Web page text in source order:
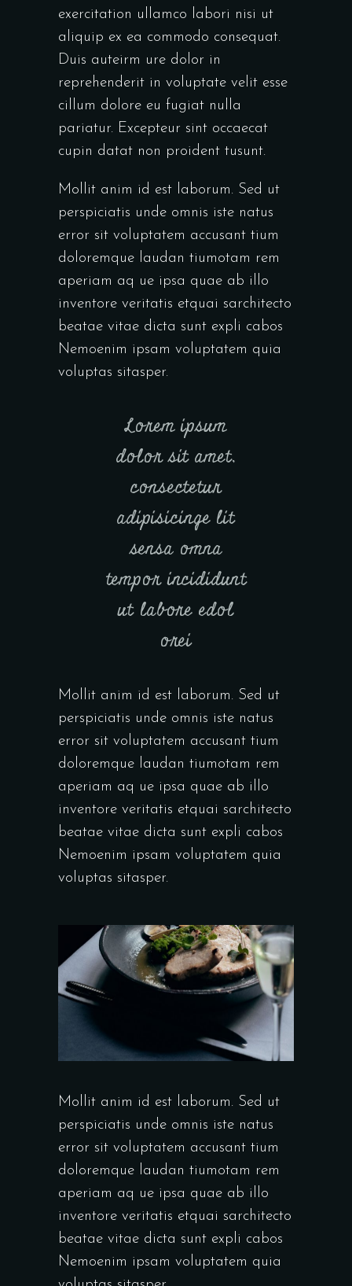
exercitation ullamco labori nisi ut
aliquip ex ea commodo consequat.
Duis auteirm ure dolor in
reprehenderit in voluptate velit esse
cillum dolore eu fugiat nulla
pariatur. Excepteur sint occaecat
cupin datat non proident tusunt.
Mollit anim id est laborum. Sed ut
perspiciatis unde omnis iste natus
error sit voluptatem accusant tium
doloremque laudan tiumotam rem
aperiam aq ue ipsa quae ab illo
inventore veritatis etquai sarchitecto
beatae vitae dicta sunt expli cabos
Nemoenim ipsam voluptatem quia
voluptas sitasper.
Lorem ipsum
dolor sit amet,
consectetur
adipisicinge lit
sensa omna
tempor incididunt
ut labore edol
orei
Mollit anim id est laborum. Sed ut
perspiciatis unde omnis iste natus
error sit voluptatem accusant tium
doloremque laudan tiumotam rem
aperiam aq ue ipsa quae ab illo
inventore veritatis etquai sarchitecto
beatae vitae dicta sunt expli cabos
Nemoenim ipsam voluptatem quia
voluptas sitasper.
Mollit anim id est laborum. Sed ut
perspiciatis unde omnis iste natus
error sit voluptatem accusant tium
doloremque laudan tiumotam rem
aperiam aq ue ipsa quae ab illo
inventore veritatis etquai sarchitecto
beatae vitae dicta sunt expli cabos
Nemoenim ipsam voluptatem quia